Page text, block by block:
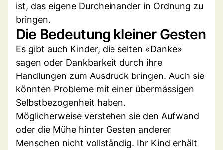
ist, das eigene Durcheinander in Ordnung zu
bringen.
Die Bedeutung kleiner Gesten
Es gibt auch Kinder, die selten «Danke»
sagen oder Dankbarkeit durch ihre
Handlungen zum Ausdruck bringen. Auch sie
könnten Probleme mit einer übermässigen
Selbstbezogenheit haben.
Möglicherweise verstehen sie den Aufwand
oder die Mühe hinter Gesten anderer
Menschen nicht vollständig. Ihr Kind erhält